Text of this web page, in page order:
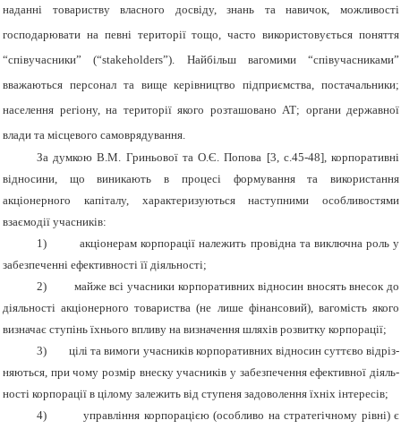
наданні товариству власного досвіду, знань та навичок, можливості
господарювати на певні території тощо, часто використовується поняття
“співучасники” (“stakeholders”). Найбільш вагомими “співучасниками”
вважаються персонал та вище керівництво підприємства, постачальники;
населення регіону, на території якого розташовано АТ; органи державної
влади та місцевого самоврядування.
За думкою В.М. Гриньової та О.Є. Попова [3, с.45-48], корпоративні
відносини, що виникають в процесі формування та використання
акціонерного капіталу, характеризуються наступними особливостями
взаємодії учасників:
1)
акціонерам корпорації належить провідна та виключна роль у
забезпеченні ефективності її діяльності;
2)
майже всі учасники корпоративних відносин вносять внесок до
діяльності акціонерного товариства (не лише фінансовий), вагомість якого
визначає ступінь їхнього впливу на визначення шляхів розвитку корпорації;
3)
цілі та вимоги учасників корпоративних відносин суттєво відріз-
няються, при чому розмір внеску учасників у забезпечення ефективної діяль-
ності корпорації в цілому залежить від ступеня задоволення їхніх інтересів;
4)
управління корпорацією (особливо на стратегічному рівні) є